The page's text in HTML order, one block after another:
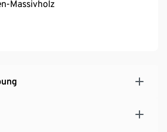
Massivholz
zur optimalen
Büchern, Deko oder Pflanzen